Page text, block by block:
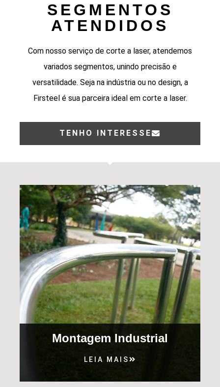
SEGMENTOS
ATENDIDOS
Com nosso serviço de corte a laser, atendemos
variados segmentos, unindo precisão e
versatilidade. Seja na indústria ou no design, a
Firsteel é sua parceira ideal em corte a laser.
TENHO INTERESSE
Montagem Industrial
LEIA MAIS